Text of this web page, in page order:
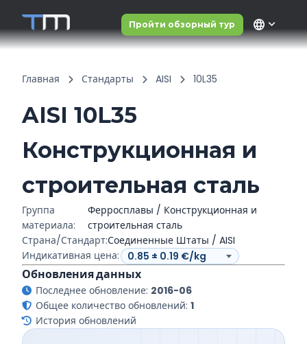
Пройти обзорный тур language
Главная Стандарты AISI 10L35
AISI 10L35
Конструкционная и
строительная сталь
Группа
материала:
Ферросплавы / Конструкционная и
строительная сталь
Страна/Стандарт:Соединенные Штаты / AISI
Индикативная цена:
Обновления данных
Последнее обновление: 2016-06
Общее количество обновлений: 1
История обновлений